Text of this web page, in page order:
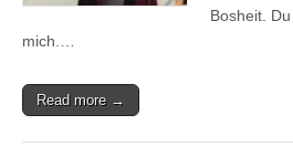
Bosheit.
mich.…
Read more →